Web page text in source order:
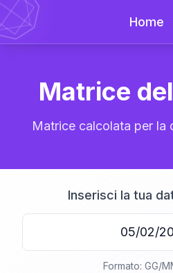
Home
Matrice
Matrice calcolata per la
Inserisci la tua
Formato: GG/